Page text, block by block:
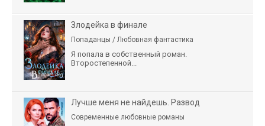
Злодейка в финале
Попаданцы / Любовная фантастика
Я попала в собственный роман.
Второстепенной...
Лучше меня не найдешь. Развод
Современные любовные романы